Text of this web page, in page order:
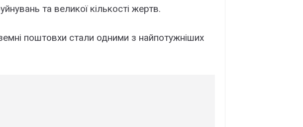
та великої кількості жертв.
поштовхи стали одними з найпотужніших